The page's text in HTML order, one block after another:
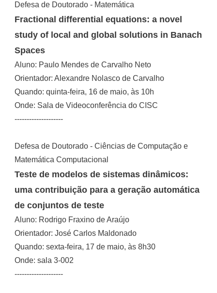
Defesa de Doutorado - Matemática
Fractional differential equations: a novel
study of local and global solutions in Banach
Spaces
Aluno: Paulo Mendes de Carvalho Neto
Orientador: Alexandre Nolasco de Carvalho
Quando: quinta-feira, 16 de maio, às 10h
Onde: Sala de Videoconferência do CISC
--------------------
Defesa de Doutorado - Ciências de Computação e
Matemática Computacional
Teste de modelos de sistemas dinâmicos:
uma contribuição para a geração automática
de conjuntos de teste
Aluno: Rodrigo Fraxino de Araújo
Orientador: José Carlos Maldonado
Quando: sexta-feira, 17 de maio, às 8h30
Onde: sala 3-002
--------------------